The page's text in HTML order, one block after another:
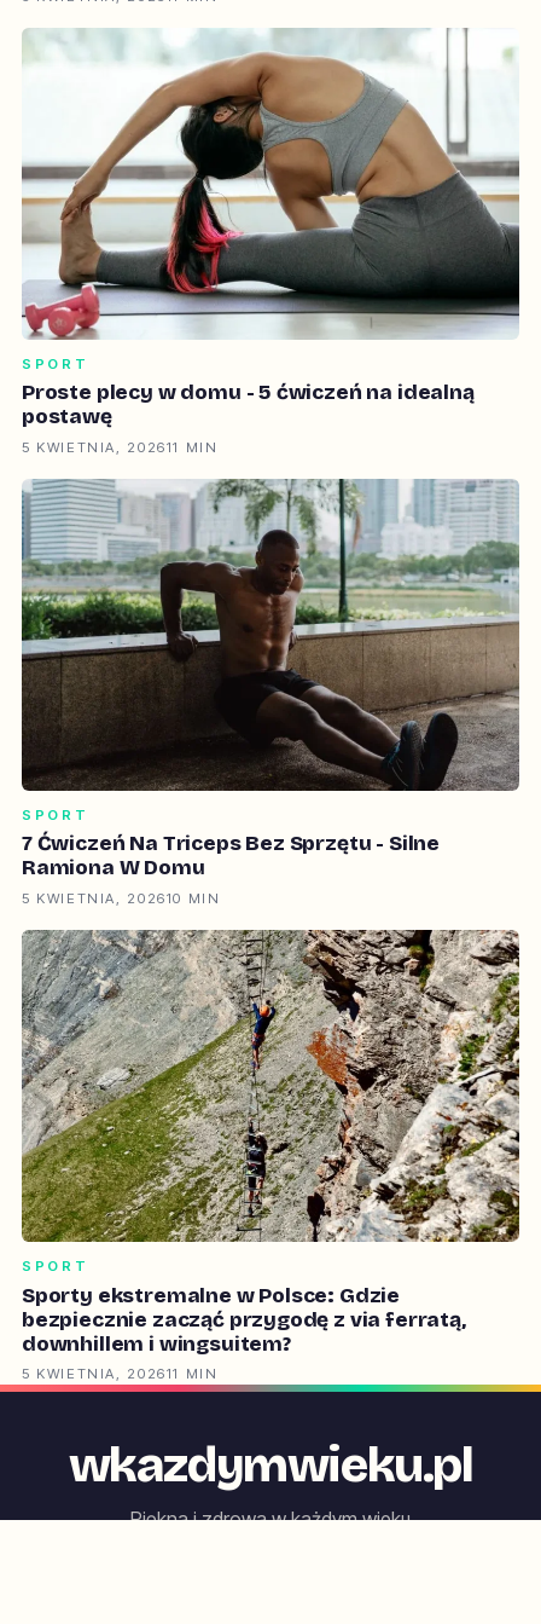
SPORT
Proste plecy w domu - 5 ćwiczeń na idealną
postawę
5 KWIETNIA, 202611 MIN
SPORT
7 Ćwiczeń Na Triceps Bez Sprzętu - Silne
Ramiona W Domu
5 KWIETNIA, 202610 MIN
SPORT
Sporty ekstremalne w Polsce: Gdzie
bezpiecznie zacząć przygodę z via ferratą,
downhillem i wingsuitem?
5 KWIETNIA, 202611 MIN
wkazdymwieku.pl
Piękna i zdrowa w każdym wieku